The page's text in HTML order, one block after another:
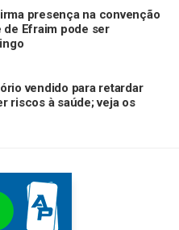
presença na convenção
de Efraim pode ser
vendido para retardar
riscos à saúde; veja os